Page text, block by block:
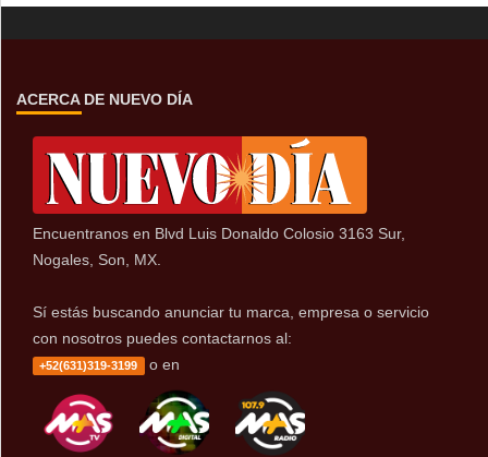
ACERCA DE NUEVO DÍA
Encuentranos en Blvd Luis Donaldo Colosio 3163 Sur,
Nogales, Son, MX.
Sí estás buscando anunciar tu marca, empresa o servicio
con nosotros puedes contactarnos al:
+52(631)319-3199 o en